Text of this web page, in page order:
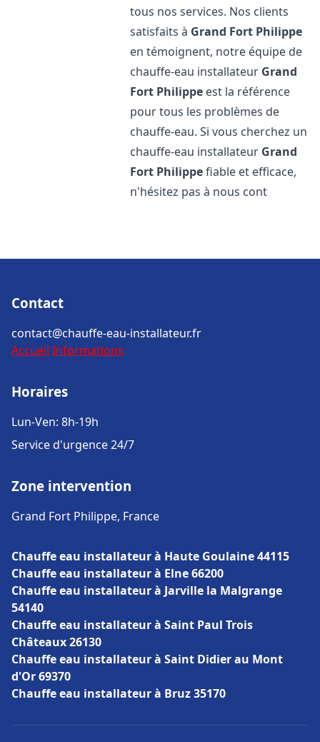
tous nos services. Nos clients
satisfaits à Grand Fort Philippe
en témoignent, notre équipe de
chauffe-eau installateur Grand
Fort Philippe est la référence
pour tous les problèmes de
chauffe-eau. Si vous cherchez un
chauffe-eau installateur Grand
Fort Philippefiable et efficace,
n'hésitez pas à nous cont
Contact
contact@chauffe-eau-installateur.fr
Accueil Informations
Horaires
Lun-Ven: 8h-19h
Service d'urgence 24/7
Zone intervention
Grand Fort Philippe, France
Chauffe eau installateur à Haute Goulaine 44115
Chauffe eau installateur à Elne 66200
Chauffe eau installateur à Jarville la Malgrange
54140
Chauffe eau installateur à Saint Paul Trois
Châteaux 26130
Chauffe eau installateur à Saint Didier au Mont
d'Or 69370
Chauffe eau installateur à Bruz 35170